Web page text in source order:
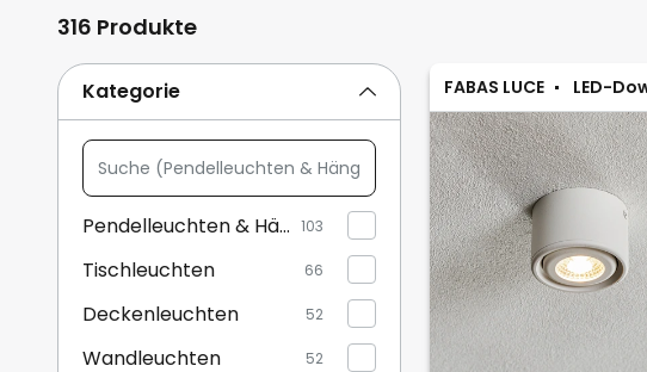
FABAS LUCE LED-
Kategorie
Suche
(Pendelleuchten
&
Tischleuchten,
...)
Pendelleuchten & Hängelampen 103
Tischleuchten 66
Deckenleuchten 52
Wandleuchten 52
316 Produkte